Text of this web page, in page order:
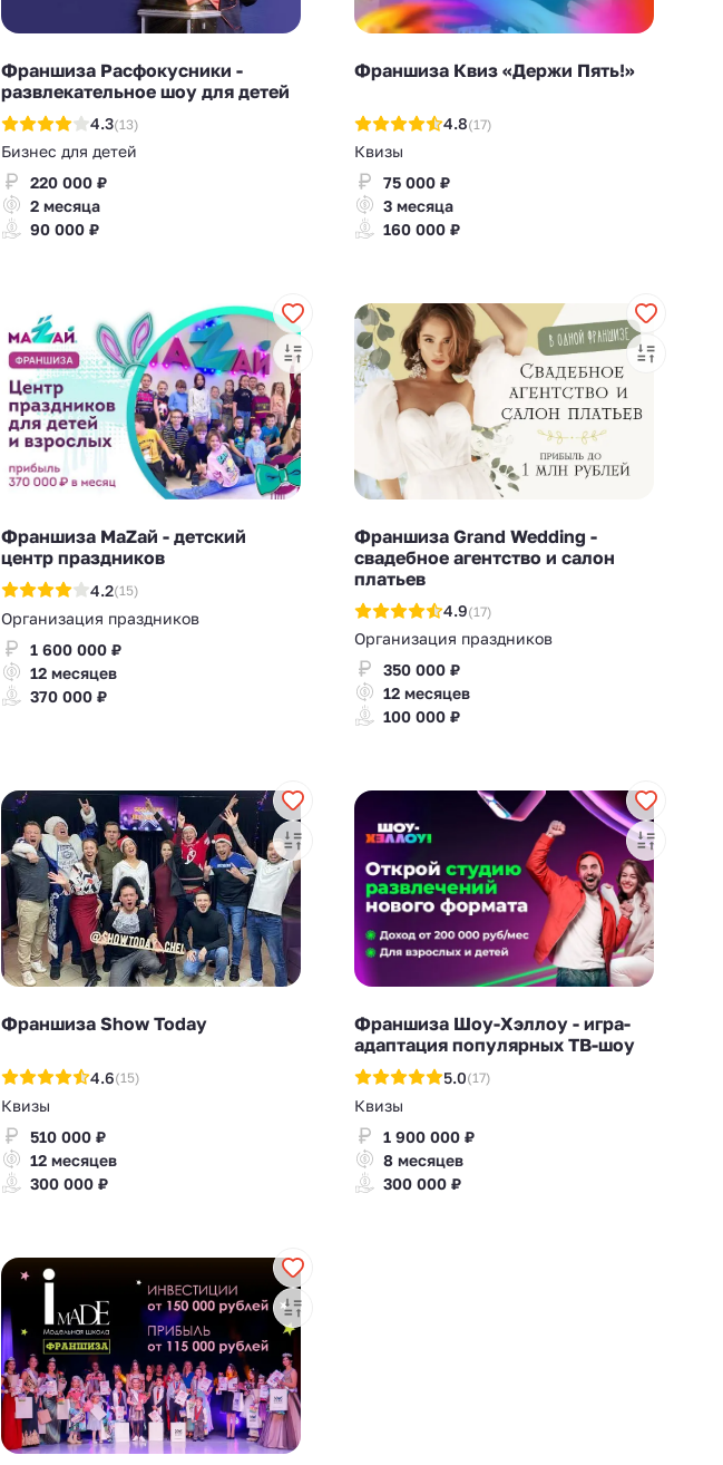
Франшиза Расфокусники -
развлекательное шоу для детей
4.3(13)
Бизнес для детей
220 000 ₽
2 месяца
90 000 ₽
Франшиза Квиз «Держи Пять!»
4.8(17)
Квизы
75 000 ₽
3 месяца
160 000 ₽
Франшиза МаZaй - детский
центр праздников
4.2(15)
Организация праздников
1 600 000 ₽
12 месяцев
370 000 ₽
Франшиза Grand Wedding -
свадебное агентство и салон
платьев
4.9(17)
Организация праздников
350 000 ₽
12 месяцев
100 000 ₽
Франшиза Show Today
4.6(15)
Квизы
510 000 ₽
12 месяцев
300 000 ₽
Франшиза Шоу-Хэллоу - игра-
адаптация популярных ТВ-шоу
5.0(17)
Квизы
1 900 000 ₽
8 месяцев
300 000 ₽